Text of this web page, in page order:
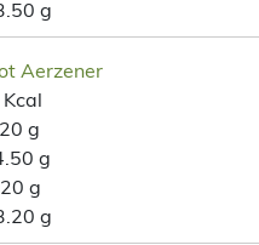
g
Aerzener
g
g
g
g